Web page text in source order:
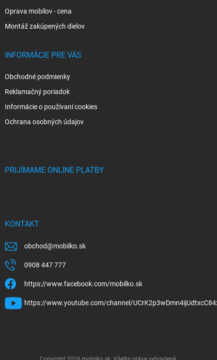
Oprava mobilov - cena
Montáž zakúpených dielov
INFORMÁCIE PRE VÁS
Obchodné podmienky
Reklamačný poriadok
Informácie o používaní cookies
Ochrana osobných údajov
PRIJÍMAME ONLINE PLATBY
KONTAKT
obchod@mobilko.sk
0908 447 777
https://www.facebook.com/mobilko.sk
https://www.youtube.com/channel/